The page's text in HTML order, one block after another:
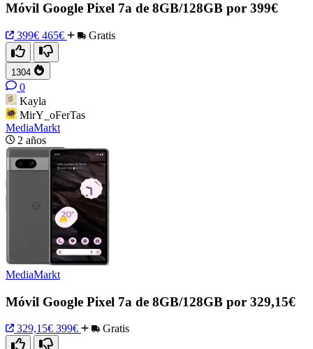
Móvil Google Pixel 7a de 8GB/128GB por 399€
399€ 465€ Gratis
1304
0
Kayla
MirY_oFerTas
MediaMarkt
2 años
MediaMarkt
Móvil Google Pixel 7a de 8GB/128GB por 329,15€
329,15€ 399€ Gratis